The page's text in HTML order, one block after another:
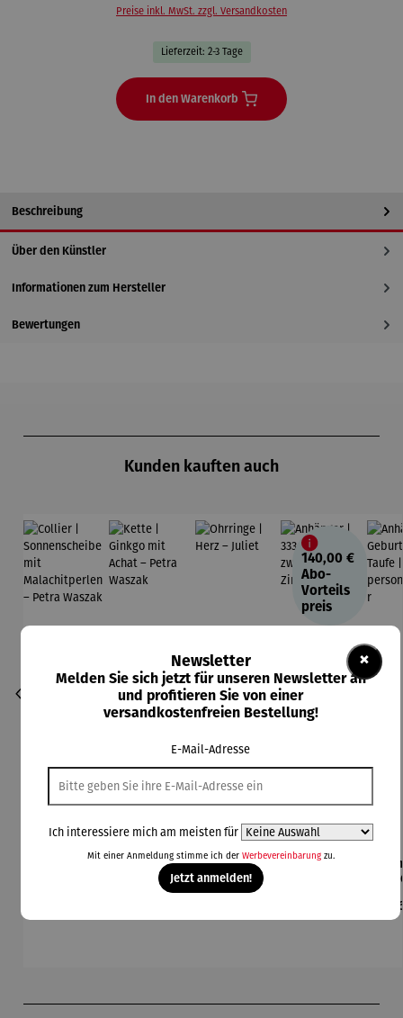
Preise inkl. MwSt. zzgl. Versandkosten
Lieferzeit: 2-3 Tage
In den Warenkorb
Beschreibung
Über den Künstler
Informationen zum Hersteller
Bewertungen
Kunden kauften auch
Collier |
erlen –
Kette |
Ginkgo
mit Achat
Waszak
Ohrringe |
Herz –
Juliet
140,00 €
Abo-
Vorteils
preis
Anhänger
– Zirkonia
×
Newsletter
Melden Sie sich jetzt für unseren Newsletter an
und profitieren Sie von einer
versandkostenfreien Bestellung!
E-Mail-Adresse
Ich interessiere mich am meisten für
Mit einer Anmeldung stimme ich der Werbevereinbarungzu.
Jetzt anmelden!